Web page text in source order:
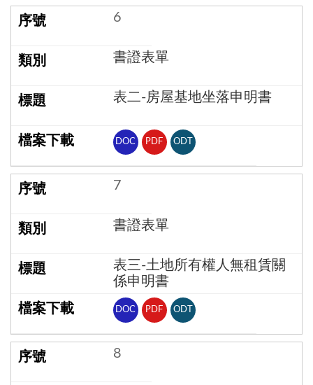
6
書證表單
表二-房屋基地坐落申明書
DOC PDF ODT
7
書證表單
表三-土地所有權人無租賃關
係申明書
DOC PDF ODT
8